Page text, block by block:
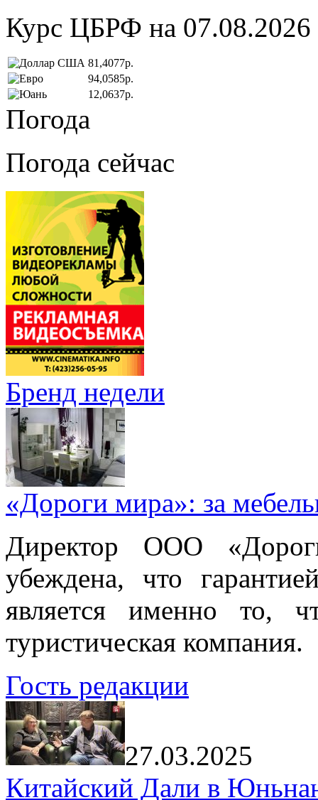
Курс ЦБРФ на 07.08.2026
81,4077р.
94,0585р.
12,0637р.
Погода
Погода сейчас
Бренд недели
«Дороги мира»: за
Директор ООО
убеждена, что
является именно то,
туристическая компания.
Гость редакции
27.03.2025
Китайский Дали в